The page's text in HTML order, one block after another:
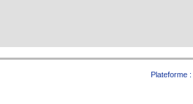
Plateforme :